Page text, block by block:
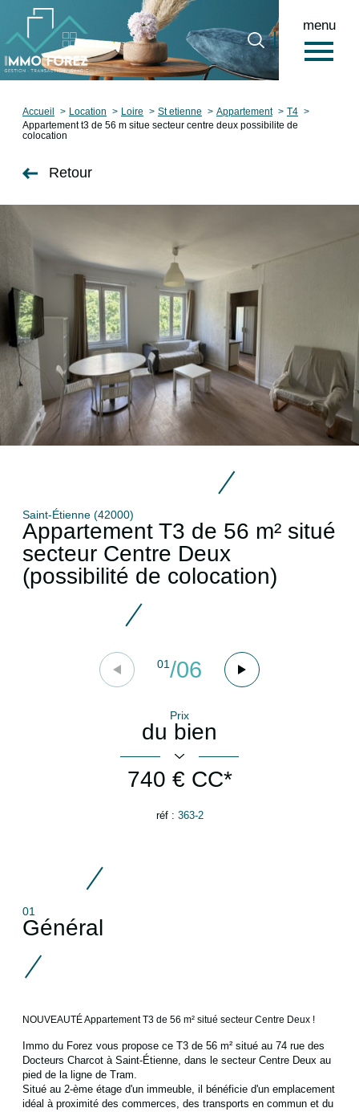
menu
Accueil
0
Accueil Location Loire St etienne Appartement
T4
Appartement t3 de 56 m situe secteur centre deux possibilite de
colocation
Retour
Saint-Étienne (42000)
Appartement T3 de 56 m² situé
secteur Centre Deux
(possibilité de colocation)
01/06
Prix
du bien
740 € CC*
réf : 363-2
01
Général
NOUVEAUTÉAppartement T3 de 56 m² situé secteur Centre Deux !
Immo du Forez vous propose ce T3 de 56 m² situé au 74 rue des
Docteurs Charcot à Saint-Étienne, dans le secteur Centre Deux au
pied de la ligne de Tram.
Situé au 2-ème étage d'un immeuble, il bénéficie d'un emplacement
idéal à proximité des commerces, des transports en commun et du